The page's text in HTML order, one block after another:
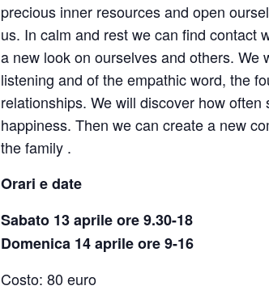
precious inner resources and open
us. In calm and rest we can find contact
a new look on ourselves and others. We
listening and of the empathic word, the
relationships. We will discover how
happiness. Then we can create a new
the family .
Orari e date
Sabato 13 aprile ore 9.30-18
Domenica 14 aprile ore 9-16
Costo: 80 euro